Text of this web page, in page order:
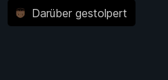
Darüber gestolpert